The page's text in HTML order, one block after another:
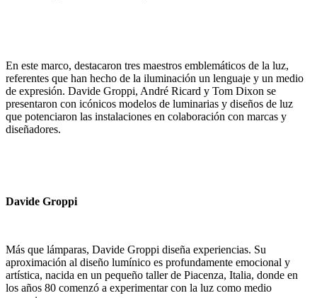
En este marco, destacaron tres maestros emblemáticos de la luz,
referentes que han hecho de la iluminación un lenguaje y un medio
de expresión. Davide Groppi, André Ricard y Tom Dixon se
presentaron con icónicos modelos de luminarias y diseños de luz
que potenciaron las instalaciones en colaboración con marcas y
diseñadores.
Davide Groppi
Más que lámparas, Davide Groppi diseña experiencias. Su
aproximación al diseño lumínico es profundamente emocional y
artística, nacida en un pequeño taller de Piacenza, Italia, donde en
los años 80 comenzó a experimentar con la luz como medio